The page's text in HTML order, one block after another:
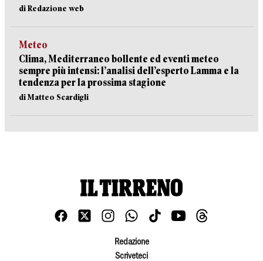
di Redazione web
Meteo
Clima, Mediterraneo bollente ed eventi meteo
sempre più intensi: l’analisi dell’esperto Lamma e la
tendenza per la prossima stagione
di Matteo Scardigli
Redazione
Scriveteci